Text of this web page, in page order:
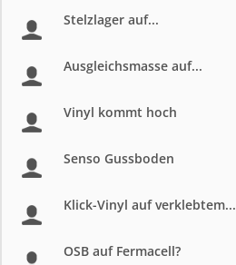
Stelzlager auf...
Ausgleichsmasse auf...
Vinyl kommt hoch
Senso Gussboden
Klick-Vinyl auf verklebtem...
OSB auf Fermacell?